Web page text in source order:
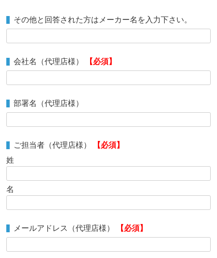
その他と回答された方はメーカー名を入力下さい。
会社名（代理店様） 【必須】
部署名（代理店様）
ご担当者（代理店様）
【必須】
姓
名
メールアドレス（代理店様） 【必須】